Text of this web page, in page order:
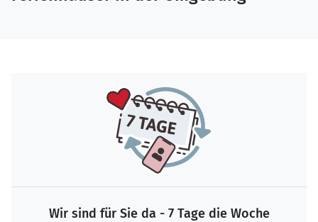
Wir sind für Sie da - 7 Tage die Woche